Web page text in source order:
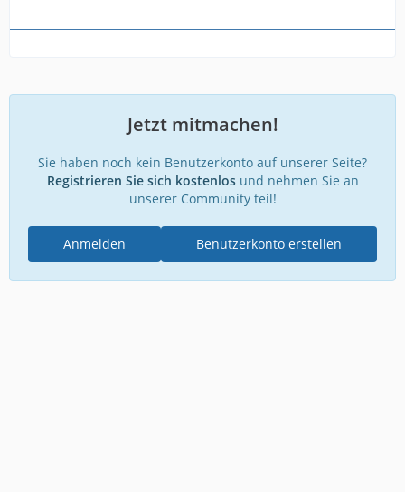
Jetzt mitmachen!
Sie haben noch kein Benutzerkonto auf unserer Seite?
Registrieren Sie sich kostenlosund nehmen Sie an
unserer Community teil!
Benutzerkonto erstellen
Anmelden